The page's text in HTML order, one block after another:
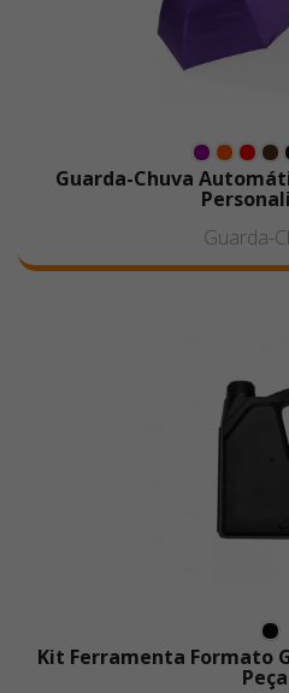
Guarda-Chuva
Guarda-
Kit Ferramenta Formato